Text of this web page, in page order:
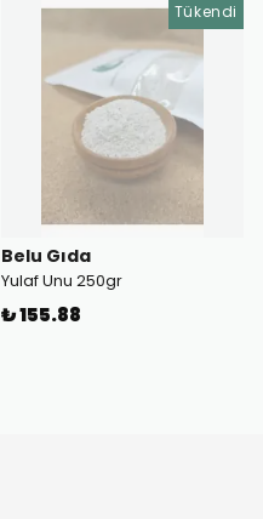
Tükendi
Belu Gıda
Yulaf Unu 250gr
₺ 155.88